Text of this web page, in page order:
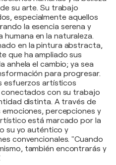
su arte. Su trabajo
especialmente aquellos
la esencia serena y
en la naturaleza.
en la pintura abstracta,
que ha ampliado sus
anhela el cambio; ya sea
para progresar.
esfuerzos artísticos
conectados con su trabajo
distinta. A través de
percepciones y
está marcado por la
su yo auténtico y
convencionales. "Cuando
también encontrarás y